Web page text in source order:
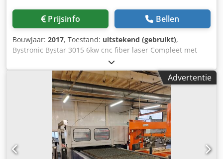
Prijsinfo Bellen
Bouwjaar: 2017, Toestand: uitstekend (gebruikt),
Bystronic Bystar 3015 6kw cnc fiber laser Compleet met
Bystronic ByTrans uitgebreid laad/ontlaadsysteem Chedjlu
E Hqjpfx Agrja Jaar 2017 Inschakeluren - 30.000 (schakelaar
aan laten staan wanneer niet in gebruik) Maai-uren -5.144
De machine wordt jaarlijks onderhouden door Bystronic in
het kader van een servicecontract. Recente
werkzaamheden: 1 nieuwe module 1 nieuwe kop Heeft
automatische sproeierwissel en heeft ook de camera om
de platen te lokaliseren
Advertentie